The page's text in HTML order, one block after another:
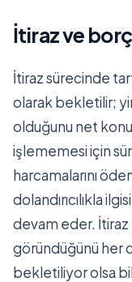
İtiraz ve
İtiraz sürecinde
olarak bekletilir;
olduğunu net
işlememesi için
harcamalarını
dolandırıcılıkla
devam eder. İtiraz
göründüğünü her
bekletiliyor olsa